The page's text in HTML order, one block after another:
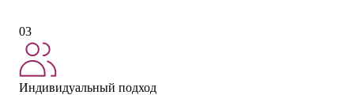
03
Индивидуальный подход